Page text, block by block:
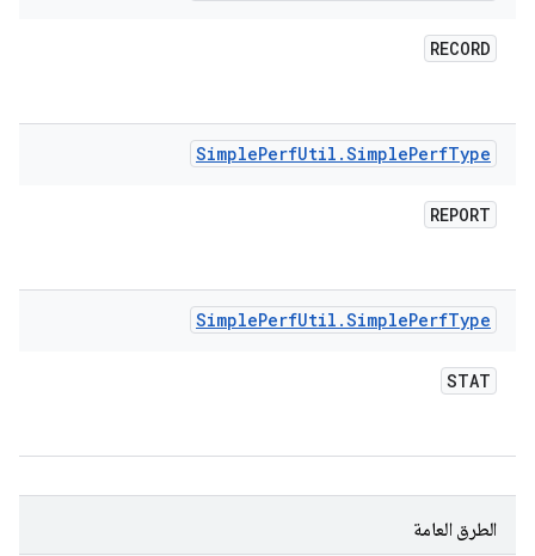
RECORD
SimplePerfUtil .SimplePerfType
REPORT
SimplePerfUtil .SimplePerfType
STAT
الطرق العامة